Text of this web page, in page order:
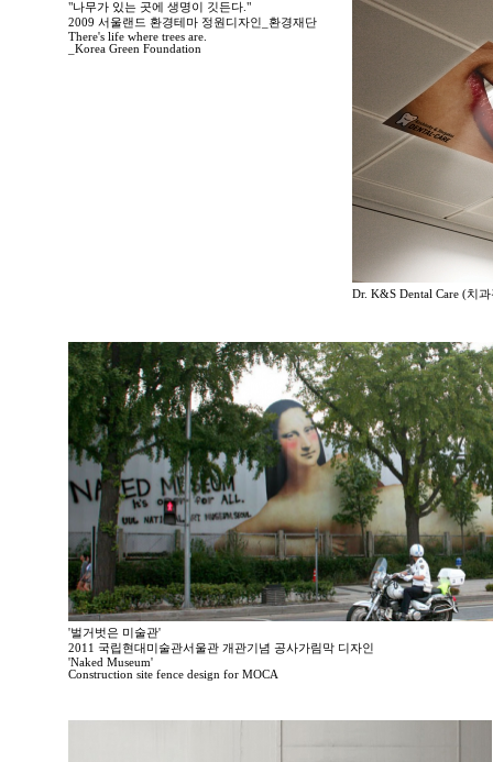
"나무가 있는 곳에 생명이 깃든다."
2009 서울랜드 환경테마 정원디자인_환경재단
There's life where trees are.
_Korea Green Foundation
Dr. K&S Dental Care (치
'벌거벗은 미술관'
2011 국립현대미술관서울관 개관기념 공사가림막 디자인
'Naked Museum'
Construction site fence design for MOCA